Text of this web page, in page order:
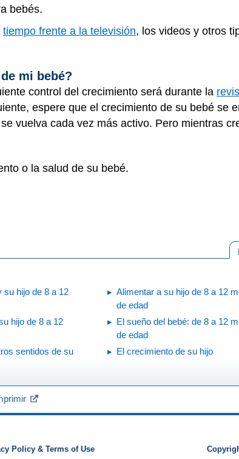
bebés.
tiempo frente a la televisión, los videos y otros
mi bebé?
control del crecimiento será durante la
espere que el crecimiento de su bebé se
vuelva cada vez más activo. Pero mientras
o la salud de su bebé.
su hijo de 8 a 12
hijo de 8 a 12
sentidos de su
Alimentar a su hijo de 8 a 12
de edad
El sueño del bebé: de 8 a 12
de edad
El crecimiento de su hijo
Policy & Terms of Use